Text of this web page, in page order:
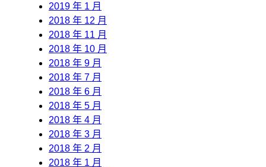
2019 年 1 月
2018 年 12 月
2018 年 11 月
2018 年 10 月
2018 年 9 月
2018 年 7 月
2018 年 6 月
2018 年 5 月
2018 年 4 月
2018 年 3 月
2018 年 2 月
2018 年 1 月